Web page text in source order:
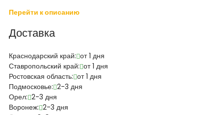
Перейти к описанию
Доставка
Краснодарский край: от 1 дня
Ставропольский край: от 1 дня
Ростовская область: от 1 дня
Подмосковье: 2-3 дня
Орел: 2-3 дня
Воронеж: 2-3 дня